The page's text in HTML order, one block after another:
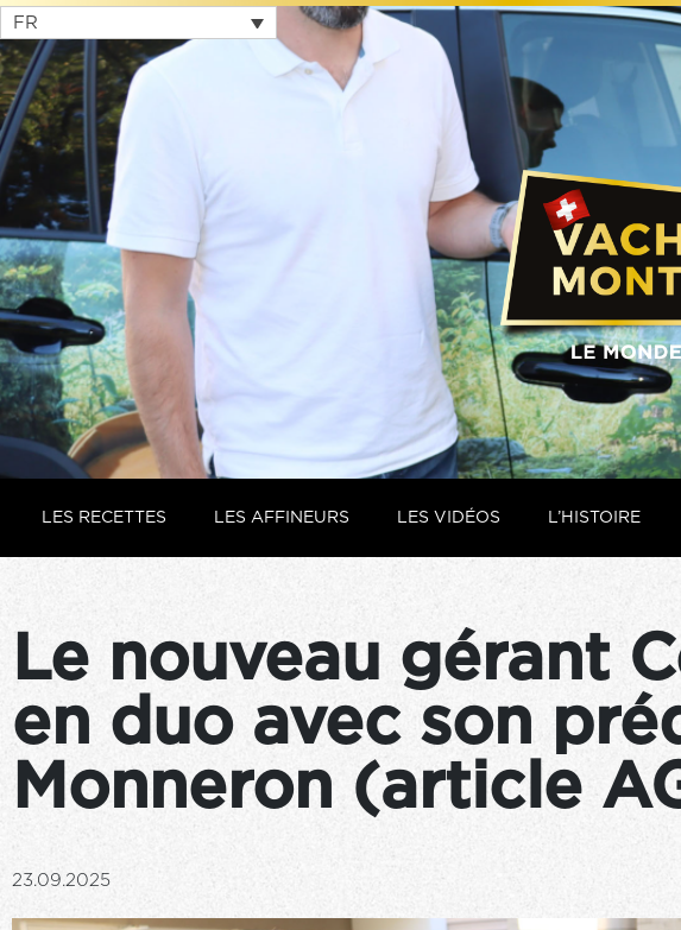
FR
LES RECETTES LES AFFINEURS LES VIDÉOS L’HISTOIRE
Le nouveau gérant
en duo avec son
Monneron (article
23.09.2025